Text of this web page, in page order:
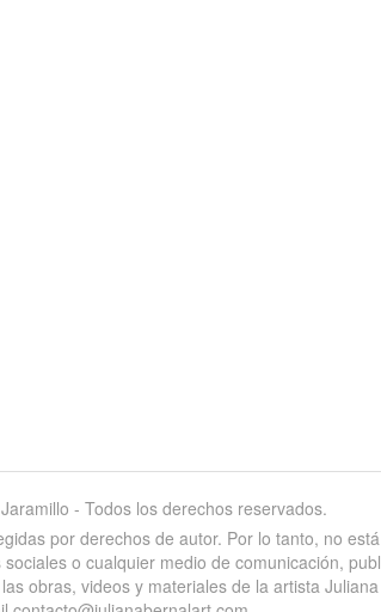
- Todos los derechos reservados.
por derechos de autor. Por lo tanto, no
o cualquier medio de comunicación,
obras, videos y materiales de la artista